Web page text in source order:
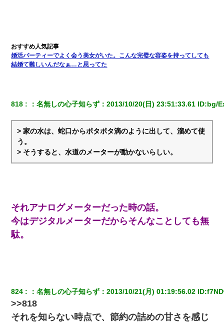
していて…』私「！？」→ 翌日。ママ友たちの様子が微妙におか
しくなり・・・
彼女(37)の情欲がえげつない件ｗｗｗｗｗｗｗ
近所のお寺に住み込みで手伝いしてる知的障害のオッサンがい
た。ある日、オッサンが火かき棒を持って顔を真っ赤にしながら
走り回っていて…
ホテルに泊まったんだけど従業員が最悪だった。折角の旅行で何
故私が怒鳴られなきゃいけなかったのだ
し…)うちの子ではないので迎えに行きません」→息子を名乗って
た人物の正体が判明するも・・・
婚活パーティーでよく会う美女がいた。こんな完璧な容姿を持ってしても
結婚て難しいんだなぁ…と思ってた
818 ：名無しの心子知らず ：2013/10/20(日) 23:51:33.61 ID:bg/
> 家の水は、蛇口からポタポタ滴のように出して、溜めて使
う。
> そうすると、水道のメーターが動かないらしい。
それアナログメーターだった時の話。
今はデジタルメーターだからそんなことしても無
駄。
824 ：名無しの心子知らず ：2013/10/21(月) 01:19:56.02 ID:
>>818
それを知らない時点で、節約の詰めの甘さを感じ